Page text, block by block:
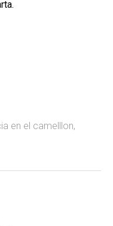
en el camelllon,